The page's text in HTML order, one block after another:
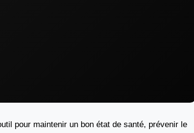
pour maintenir un bon état de santé, prévenir le